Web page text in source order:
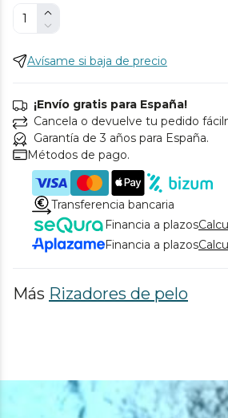
Avísame si baja de precio
¡Envío gratis para España!
Cancela o devuelve tu pedido
Garantía de 3 años para España.
Métodos de pago.
Transferencia bancaria
Financia a plazos
Financia a plazos
Más Rizadores de pelo